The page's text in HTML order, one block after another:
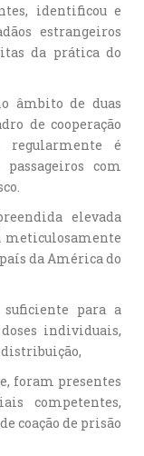
identificou e
estrangeiros
da prática do
âmbito de duas
de cooperação
é
com
elevada
meticulosamente
da América do
para a
individuais,
distribuição,
foram presentes
competentes,
coação de prisão